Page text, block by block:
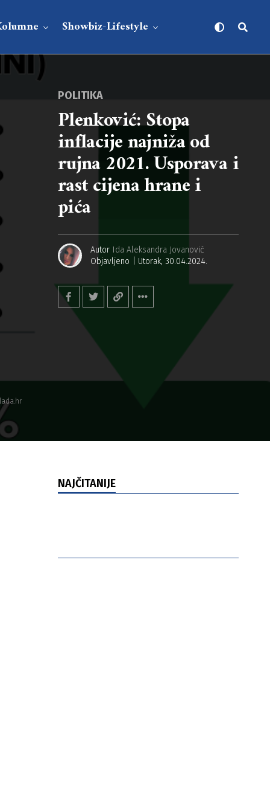
Showbiz-Lifestyle
POLITIKA
Plenković: Stopa
inflacije najniža od
rujna 2021. Usporava i
rast cijena hrane i
pića
Autor Ida Aleksandra Jovanović
Objavljeno
Utorak, 30.04.2024.
NAJČITANIJE